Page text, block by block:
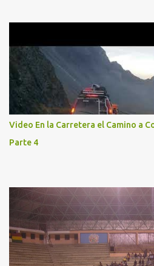
Video En la Carretera el Camino a
Parte 4